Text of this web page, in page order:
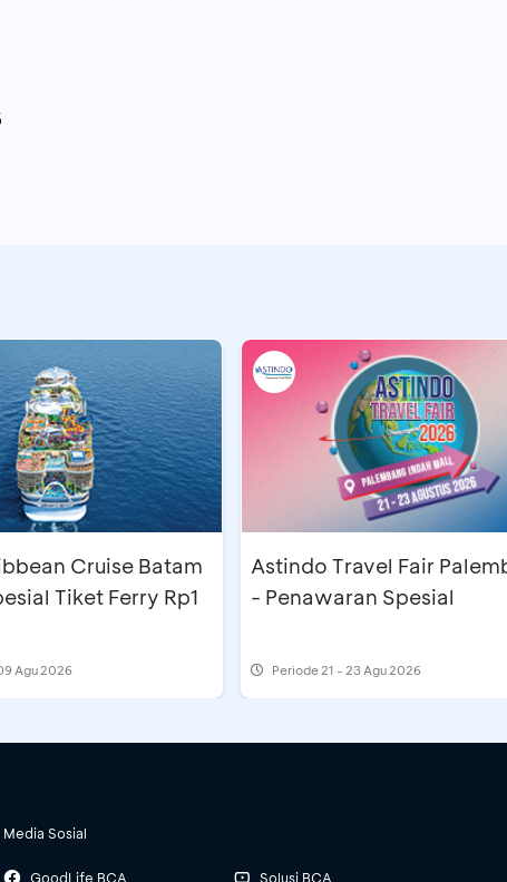
Cruise Batam
Tiket Ferry Rp1
Agu 2026
Astindo Travel Fair
- Penawaran Spesial
Periode21 - 23 Agu 2026
Media Sosial
GoodLife BCA Solusi BCA